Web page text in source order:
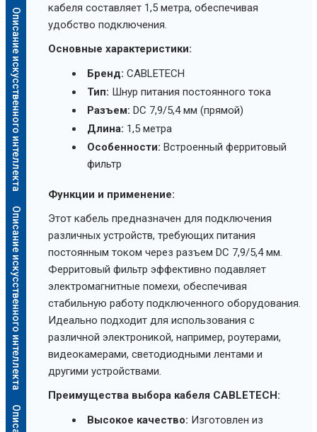
Описание искусственного интеллекта
Описание искусственного интеллекта
кабеля составляет 1,5 метра, обеспечивая
удобство подключения.
Основные характеристики:
Бренд: CABLETECH
Тип: Шнур питания постоянного тока
Разъем: DC 7,9/5,4 мм (прямой)
Длина: 1,5 метра
Особенности: Встроенный ферритовый
фильтр
Функции и применение:
Этот кабель предназначен для подключения
различных устройств, требующих питания
постоянным током через разъем DC 7,9/5,4 мм.
Ферритовый фильтр эффективно подавляет
электромагнитные помехи, обеспечивая
стабильную работу подключенного оборудования.
Идеально подходит для использования с
различной электроникой, например, роутерами,
видеокамерами, светодиодными лентами и
другими устройствами.
Преимущества выбора кабеля CABLETECH:
Высокое качество: Изготовлен из